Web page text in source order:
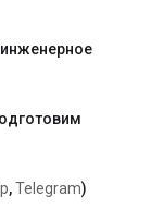
,Telegram)